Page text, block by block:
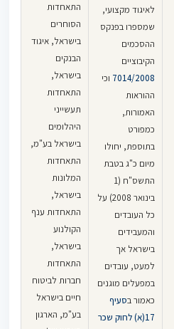
[ראו לעניין זה
גם: עע 1342-
01-11‏ ‏ יוסף
בשאראת נ'
ראובן באלי
26.11.2013].
כך, העובד יהיה
זכאי לדמי
נסיעה גם
כאשר נסע
ברכבו הפרטי
[ראו עוד: עע
18/03
‏ ‏ניר
רענן, עו"ד נ'
עו"ד דגני
שפירא ושות'‏,
12.9.2006; עע
15231-12-11‏ ‏
העובד בשיעור
שניתן הסבר
להעלאה, סביר
שהשינוי חל
באופן שהשכר
כלל תשלום
עבור הוצאות
נסיעה.
(2) לעניין
הוצאות נסיעה
בשבתות וחג
נפסק בברע
36959-06-15‏ ‏
‏MUSABAL
ABDALLA‏ נ'
טלרן אחזקות
ונקיון (2000)
לאיגוד מקצועי,
שמספרו בפנקס
ההסכמים
הקיבוציים
7014/2008 וכי
ההוראות
האמורות,
כמפורט
בתוספת, יחולו
מיום כ"ג בטבת
התשס"ח (1
בינואר 2008) על
כל העובדים
והמעבידים
בישראל אך
למעט, עובדים
במפעלים מוגנים
כאמור בסעיף
17(א) לחוק שכר
התאחדות
הסוחרים
בישראל, איגוד
הבנקים
בישראל,
התאחדות
תעשייני
היהלומים
בישראל בע"מ,
התאחדות
המלונות
בישראל,
התאחדות ענף
הקולנוע
בישראל,
התאחדות
חברות לביטוח
חיים בישראל
בע"מ, הארגון